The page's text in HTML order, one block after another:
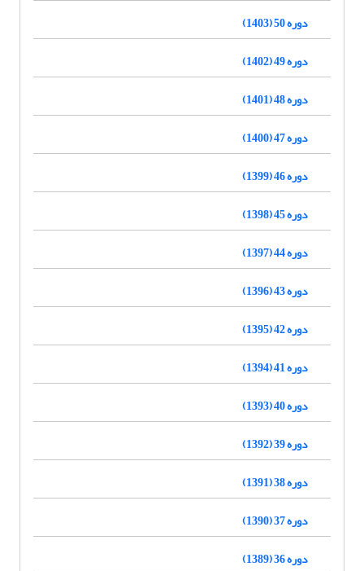
دوره 50 (1403)
دوره 49 (1402)
دوره 48 (1401)
دوره 47 (1400)
دوره 46 (1399)
دوره 45 (1398)
دوره 44 (1397)
دوره 43 (1396)
دوره 42 (1395)
دوره 41 (1394)
دوره 40 (1393)
دوره 39 (1392)
دوره 38 (1391)
دوره 37 (1390)
دوره 36 (1389)